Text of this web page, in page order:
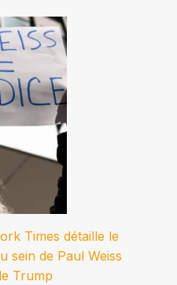
Times détaille le
sein de Paul Weiss
Trump